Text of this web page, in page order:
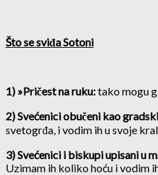
Što se sviđa Sotoni
1) »Pričest na ruku:tako mogu
2)Svećenici obučeni kao
svetogrđa, i vodim ih u svoje
3) Svećenici i biskupi upisani u
Uzimam ih koliko hoću i vodim